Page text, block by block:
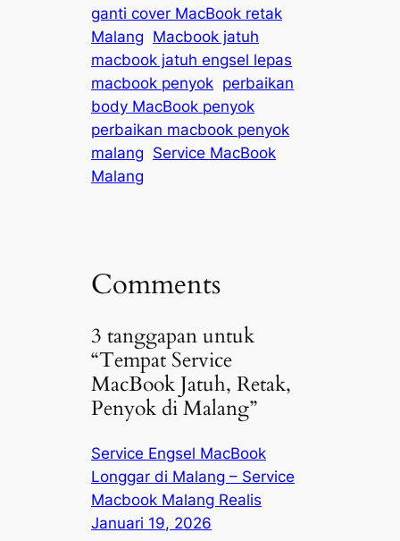
ganti cover MacBook retak
Malang Macbook jatuh
macbook jatuh engsel lepas
macbook penyok perbaikan
body MacBook penyok
perbaikan macbook penyok
malang Service MacBook
Malang
Comments
3 tanggapan untuk
“Tempat Service
MacBook Jatuh, Retak,
Penyok di Malang”
Service Engsel MacBook
Longgar di Malang – Service
Macbook Malang Realis
Januari 19, 2026